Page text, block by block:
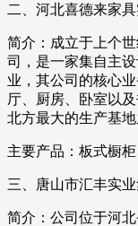
二、河北喜德来家
简介：成立于上个
司，是一家集自主
业，其公司的核心
厅、厨房、卧室以
北方最大的生产基地
主要产品：板式橱
三、唐山市汇丰实
简介：公司位于河